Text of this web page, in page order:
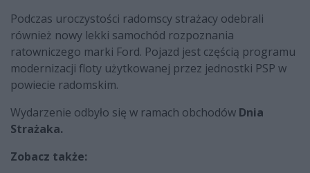
Podczas uroczystości radomscy strażacy odebrali
również nowy lekki samochód rozpoznania
ratowniczego marki Ford. Pojazd jest częścią programu
modernizacji floty użytkowanej przez jednostki PSP w
powiecie radomskim.
Wydarzenie odbyło się w ramach obchodów Dnia
Strażaka.
Zobacz także: